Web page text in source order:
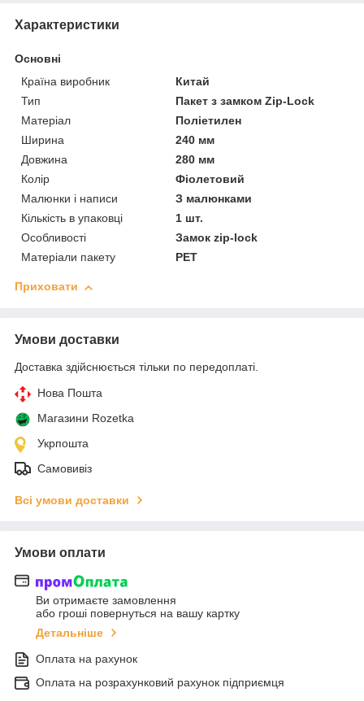
Характеристики
Основні
Країна виробник
Китай
Тип
Пакет з замком Zip-Lock
Матеріал
Поліетилен
Ширина
240 мм
Довжина
280 мм
Колір
Фіолетовий
Малюнки і написи
З малюнками
Кількість в упаковці
1 шт.
Особливості
Замок zip-lock
Матеріали пакету
РЕТ
Приховати
Умови доставки
Доставка здійснюється тільки по передоплаті.
Нова Пошта
Магазини Rozetka
Укрпошта
Самовивіз
Всі умови доставки
Умови оплати
Ви отримаєте замовлення
або гроші повернуться на вашу картку
Детальніше
Оплата на рахунок
Оплата на розрахунковий рахунок підприємця